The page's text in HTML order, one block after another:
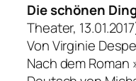
Die schönen
Theater,
Von Virginie
Nach dem